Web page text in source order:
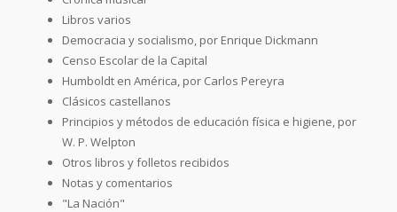
Libros varios
Democracia y socialismo, por Enrique Dickmann
Censo Escolar de la Capital
Humboldt en América, por Carlos Pereyra
Clásicos castellanos
Principios y métodos de educación física e higiene, por
W. P. Welpton
Otros libros y folletos recibidos
Notas y comentarios
"La Nación"